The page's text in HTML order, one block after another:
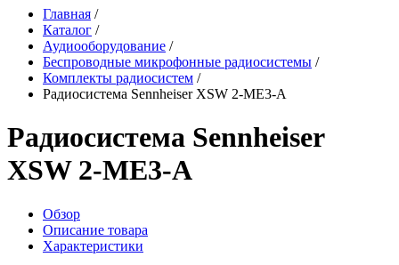
Главная /
Каталог /
Аудиооборудование /
Беспроводные микрофонные радиосистемы /
Комплекты радиосистем /
Радиосистема Sennheiser XSW 2-ME3-A
Радиосистема Sennheiser
XSW 2-ME3-A
Обзор
Описание товара
Характеристики